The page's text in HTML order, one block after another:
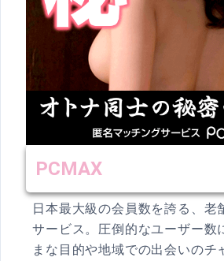
PCMAX
日本最大級の会員数を誇る、老
サービス。圧倒的なユーザー数
まな目的や地域での出会いのチ